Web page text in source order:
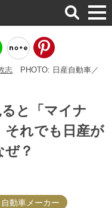
検
索
志
PHOTO: 日産自動車／
と「マイナ
れでも日産が
？
自動車メーカー